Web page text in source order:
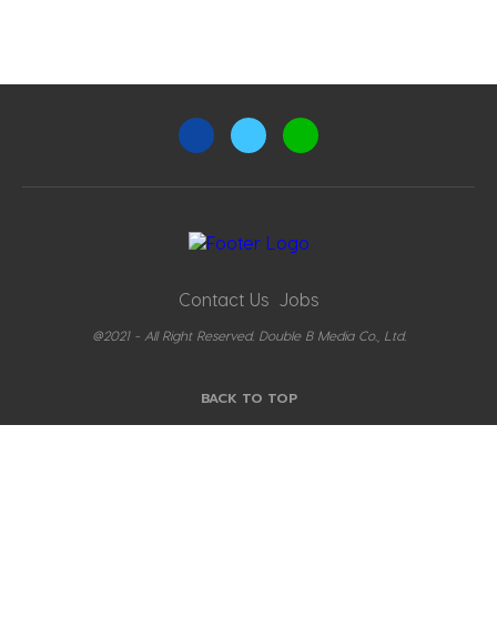
Contact Us Jobs
@2021 - All Right Reserved. Double B Media Co., Ltd.
BACK TO TOP